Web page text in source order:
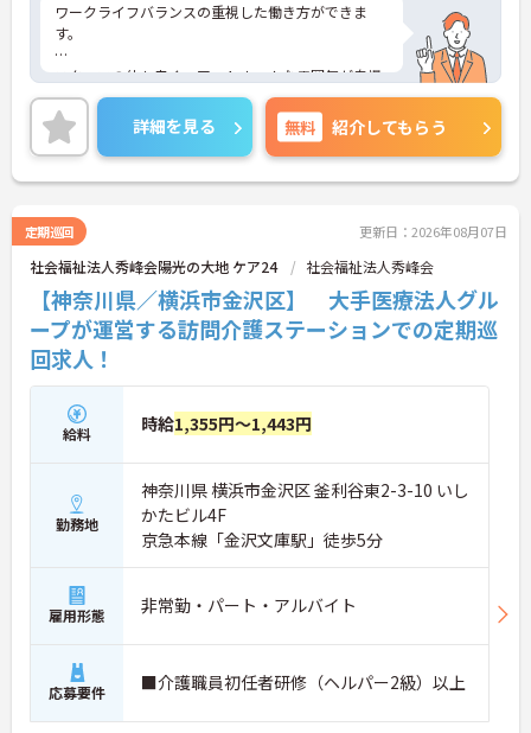
ワークライフバランスの重視した働き方ができま
す。
スタッフの仲も良く、アットホームな雰囲気が自慢
です。
ご興味ある方には、面接対策ポイントなど、詳細を
お話しいたしますのでお気軽にご相談ください
詳細を見る 無料 紹介してもらう
定期巡回 更新日：2026年08月07日
社会福祉法人秀峰会陽光の大地 ケア24 社会福祉法人秀峰会
【神奈川県／横浜市金沢区】 大手医療法人グル
ープが運営する訪問介護ステーションでの定期巡
回求人！
給料 時給1,355円～1,443円
勤務地
神奈川県 横浜市金沢区 釜利谷東2-3-10 いし
かたビル4F
京急本線「金沢文庫駅」徒歩5分
雇用形態 非常勤・パート・アルバイト
応募要件 ■介護職員初任者研修（ヘルパー2級）以上